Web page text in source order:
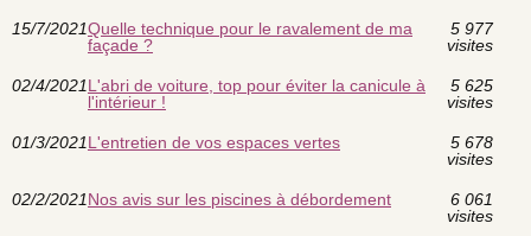
15/7/2021Quelle technique pour le ravalement de ma
façade ?
5 977
visites
02/4/2021L'abri de voiture, top pour éviter la canicule à
l'intérieur !
5 625
visites
01/3/2021L'entretien de vos espaces vertes
5 678
visites
02/2/2021Nos avis sur les piscines à débordement
6 061
visites